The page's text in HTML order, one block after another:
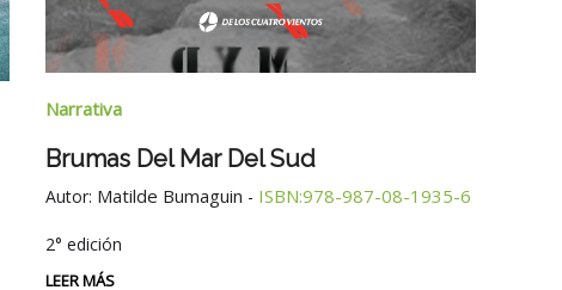
Narrativa
Brumas Del Mar Del Sud
Autor: Matilde Bumaguin - ISBN:978-987-08-1935-6
2° edición
LEER MÁS